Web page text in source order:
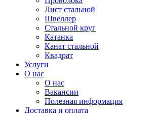
Лист стальной
Швеллер
Стальной круг
Катанка
Канат стальной
Квадрат
Услуги
О нас
О нас
Вакансии
Полезная информация
Доставка и оплата